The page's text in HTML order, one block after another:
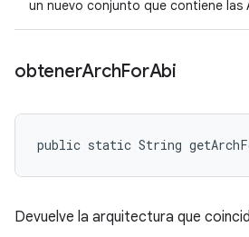
un nuevo conjunto que contiene las
obtenerArchForAbi
public static String
Devuelve la arquitectura que